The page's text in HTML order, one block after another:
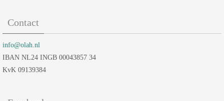
Contact
info@olah.nl
IBAN NL24 INGB 00043857 34
KvK 09139384